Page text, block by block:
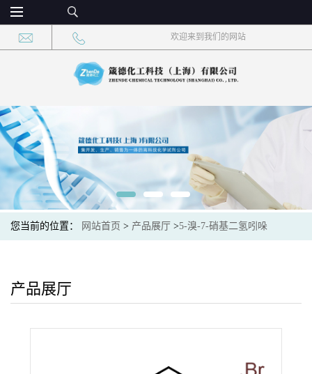
欢迎来到我们的网站
您当前的位置： 网站首页 > 产品展厅 >5-溴-7-硝基二氢吲哚
产品展厅